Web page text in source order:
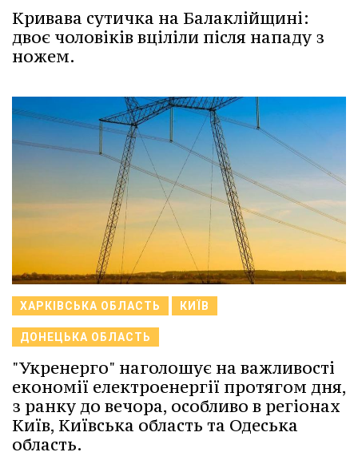
Кривава сутичка на Балаклійщині:
двоє чоловіків вціліли після нападу з
ножем.
ХАРКІВСЬКА ОБЛАСТЬ КИЇВ
ДОНЕЦЬКА ОБЛАСТЬ
"Укренерго" наголошує на важливості
економії електроенергії протягом дня,
з ранку до вечора, особливо в регіонах
Київ, Київська область та Одеська
область.